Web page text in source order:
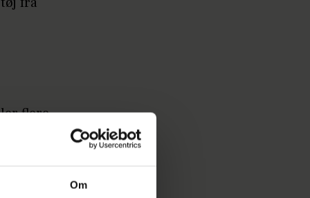
Om
flere